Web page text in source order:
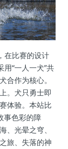
在比赛的设计
“一人一犬”共
合作为核心。
。犬只勇士即
体验。本站比
事色彩的障
、光晕之穹、
旅、失落的神